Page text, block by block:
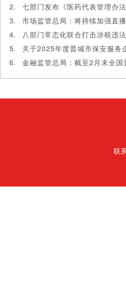
七部门发布《医药代表管理办
市场监管总局：将持续加强直
八部门常态化联合打击涉税违
关于2025年度晋城市保安服务
金融监管总局：截至2月末全
联